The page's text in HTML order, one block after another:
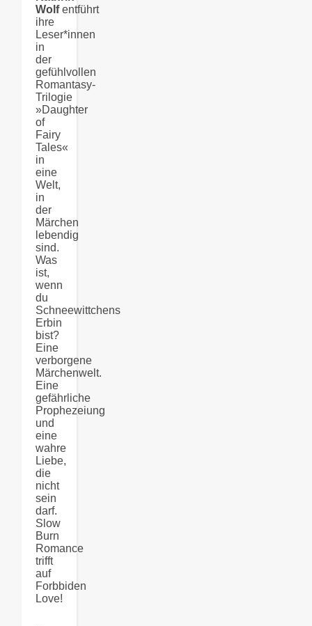
Wolfentführt
ihre
Leser*innen
in
der
gefühlvollen
Romantasy-
Trilogie
»Daughter
of
Fairy
Tales«
in
eine
Welt,
in
der
Märchen
lebendig
sind.
Was
ist,
wenn
du
Schneewittchens
Erbin
bist?
Eine
verborgene
Märchenwelt.
Eine
gefährliche
Prophezeiung
und
eine
wahre
Liebe,
die
nicht
sein
darf.
Slow
Burn
Romance
trifft
auf
Forbbiden
Love!